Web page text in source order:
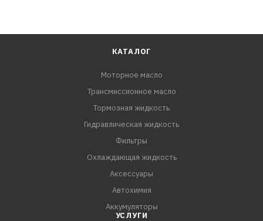
КАТАЛОГ
Моторное масло
Трансмиссионное масло
Тормозная жидкость
Гидравлическая жидкость
Фильтры
Охлаждающая жидкость
Аксессуары
Автохимия
Аккумуляторы
УСЛУГИ